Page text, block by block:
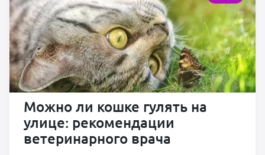
Можно ли кошке гулять на
улице: рекомендации
ветеринарного врача